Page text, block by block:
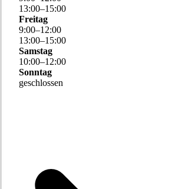
13:00–15:00
Freitag
9:00–12:00
13:00–15:00
Samstag
10:00–12:00
Sonntag
geschlossen